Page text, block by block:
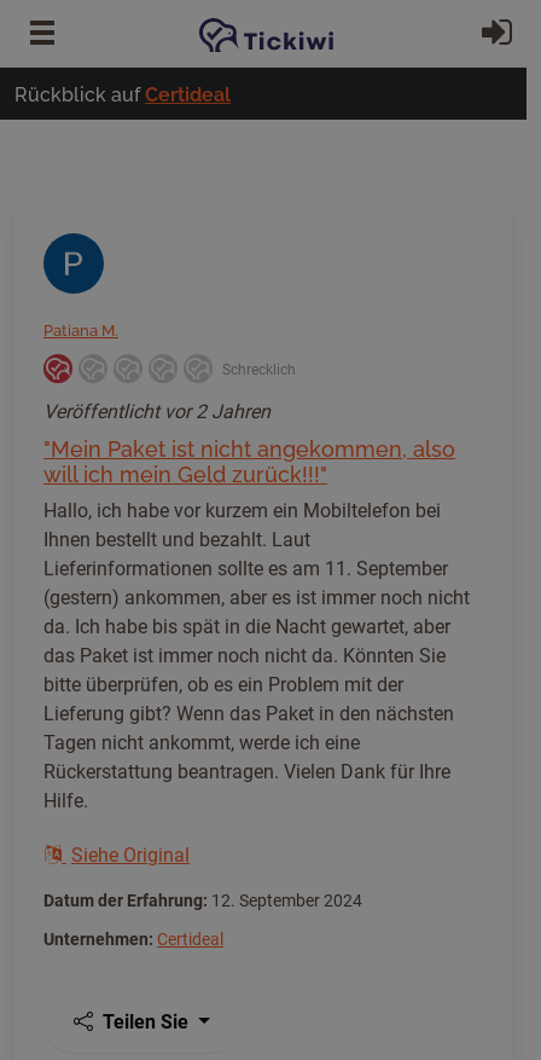
Zum Hauptinhalt springen
Rückblick aufCertideal
Patiana M.
Schrecklich
Veröffentlicht vor 2 Jahren
"Mein Paket ist nicht angekommen, also
will ich mein Geld zurück!!!"
Hallo, ich habe vor kurzem ein Mobiltelefon bei
Ihnen bestellt und bezahlt. Laut
Lieferinformationen sollte es am 11. September
(gestern) ankommen, aber es ist immer noch nicht
da. Ich habe bis spät in die Nacht gewartet, aber
das Paket ist immer noch nicht da. Könnten Sie
bitte überprüfen, ob es ein Problem mit der
Lieferung gibt? Wenn das Paket in den nächsten
Tagen nicht ankommt, werde ich eine
Rückerstattung beantragen. Vielen Dank für Ihre
Hilfe.
Siehe Original
Datum der Erfahrung: 12. September 2024
Unternehmen: Certideal
Teilen Sie